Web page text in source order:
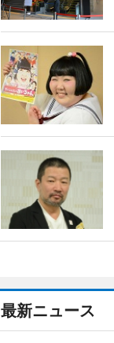
最新ニュース